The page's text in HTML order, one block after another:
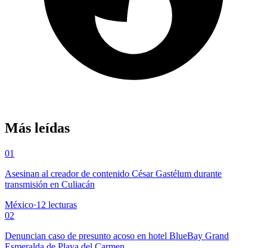
Más leídas
01
Asesinan al creador de contenido César Gastélum durante
transmisión en Culiacán
México·12 lecturas
02
Denuncian caso de presunto acoso en hotel BlueBay Grand